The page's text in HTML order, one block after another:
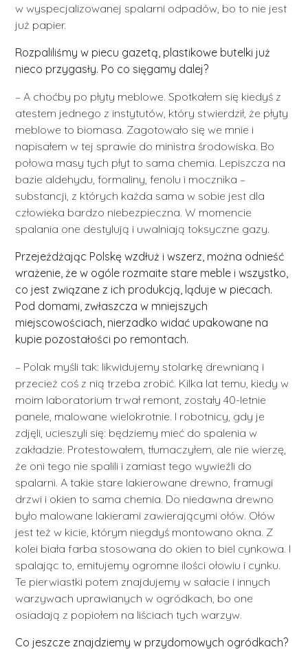
w wyspecjalizowanej spalarni odpadów, bo to nie jest
już papier.
Rozpaliliśmy w piecu gazetą, plastikowe butelki już
nieco przygasły. Po co sięgamy dalej?
– A choćby po płyty meblowe. Spotkałem się kiedyś z
atestem jednego z instytutów, który stwierdził, że płyty
meblowe to biomasa. Zagotowało się we mnie i
napisałem w tej sprawie do ministra środowiska. Bo
połowa masy tych płyt to sama chemia. Lepiszcza na
bazie aldehydu, formaliny, fenolu i mocznika –
substancji, z których każda sama w sobie jest dla
człowieka bardzo niebezpieczna. W momencie
spalania one destylują i uwalniają toksyczne gazy.
Przejeżdżając Polskę wzdłuż i wszerz, można odnieść
wrażenie, że w ogóle rozmaite stare meble i wszystko,
co jest związane z ich produkcją, ląduje w piecach.
Pod domami, zwłaszcza w mniejszych
miejscowościach, nierzadko widać upakowane na
kupie pozostałości po remontach.
– Polak myśli tak: likwidujemy stolarkę drewnianą i
przecież coś z nią trzeba zrobić. Kilka lat temu, kiedy w
moim laboratorium trwał remont, zostały 40-letnie
panele, malowane wielokrotnie. I robotnicy, gdy je
zdjęli, ucieszyli się: będziemy mieć do spalenia w
zakładzie. Protestowałem, tłumaczyłem, ale nie wierzę,
że oni tego nie spalili i zamiast tego wywieźli do
spalarni. A takie stare lakierowane drewno, framugi
drzwi i okien to sama chemia. Do niedawna drewno
było malowane lakierami zawierającymi ołów. Ołów
jest też w kicie, którym niegdyś montowano okna. Z
kolei biała farba stosowana do okien to biel cynkowa. I
spalając to, emitujemy ogromne ilości ołowiu i cynku.
Te pierwiastki potem znajdujemy w sałacie i innych
warzywach uprawianych w ogródkach, bo one
osiadają z popiołem na liściach tych warzyw.
Co jeszcze znajdziemy w przydomowych ogródkach?